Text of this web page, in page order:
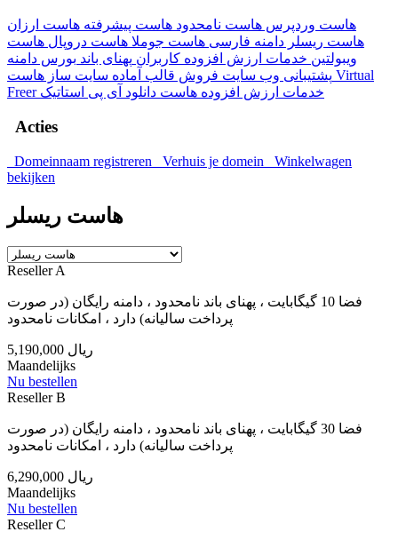
هاست وردپرس هاست نامحدود هاست پیشرفته هاست ارزان
هاست ریسلر دامنه فارسی هاست جوملا هاست دروپال هاست
ویبولتین خدمات ارزش افزوده کاربران پهنای باند بورس دامنه
پشتیبانی وب سایت فروش قالب آماده سایت ساز هاست Virtual
Freer
خدمات ارزش افزوده هاست دانلود آی پی استاتیک
Acties
Domeinnaam registreren Verhuis je domein
Winkelwagen
bekijken
هاست ریسلر
Reseller A
فضا 10 گیگابایت ، پهنای باند نامحدود ، دامنه رایگان (در صورت
پرداخت سالیانه) دارد ، امکانات نامحدود
5,190,000 ریال
Maandelijks
Nu bestellen
Reseller B
فضا 30 گیگابایت ، پهنای باند نامحدود ، دامنه رایگان (در صورت
پرداخت سالیانه) دارد ، امکانات نامحدود
6,290,000 ریال
Maandelijks
Nu bestellen
Reseller C